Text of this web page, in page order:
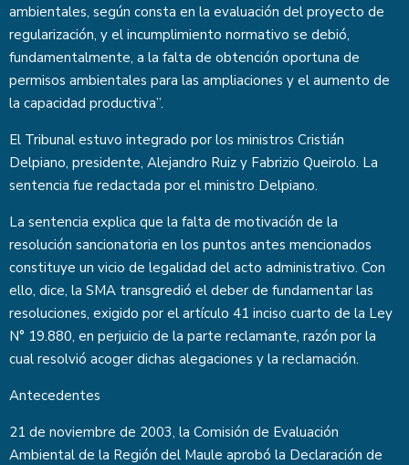
ambientales, según consta en la evaluación del proyecto de
regularización, y el incumplimiento normativo se debió,
fundamentalmente, a la falta de obtención oportuna de
permisos ambientales para las ampliaciones y el aumento de
la capacidad productiva”.
El Tribunal estuvo integrado por los ministros Cristián
Delpiano, presidente, Alejandro Ruiz y Fabrizio Queirolo. La
sentencia fue redactada por el ministro Delpiano.
La sentencia explica que la falta de motivación de la
resolución sancionatoria en los puntos antes mencionados
constituye un vicio de legalidad del acto administrativo. Con
ello, dice, la SMA transgredió el deber de fundamentar las
resoluciones, exigido por el artículo 41 inciso cuarto de la Ley
N° 19.880, en perjuicio de la parte reclamante, razón por la
cual resolvió acoger dichas alegaciones y la reclamación.
Antecedentes
21 de noviembre de 2003, la Comisión de Evaluación
Ambiental de la Región del Maule aprobó la Declaración de